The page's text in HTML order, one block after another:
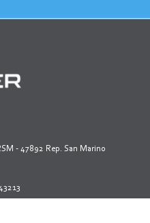
- 47892 Rep. San Marino